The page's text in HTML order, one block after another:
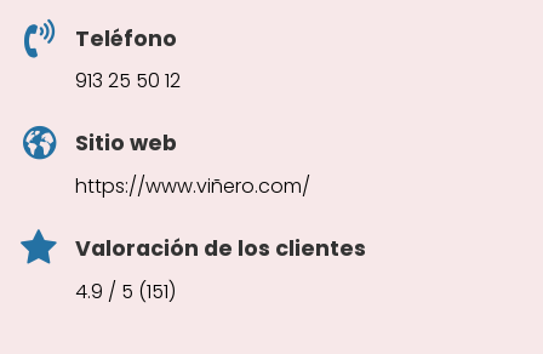
Teléfono
913 25 50 12
Sitio web
https://www.viñero.com/
Valoración de los clientes
4.9 / 5 (151)